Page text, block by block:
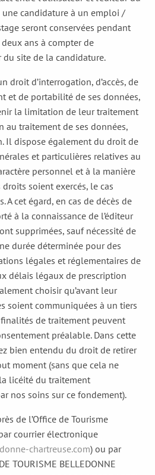
une candidature à un emploi /
seront conservées pendant
ans à compter de
du site de la candidature.
droit d’interrogation, d’accès, de
et de portabilité de ses données,
la limitation de leur traitement
au traitement de ses données,
Il dispose également du droit de
et particulières relatives au
personnel et à la manière
soient exercés, le cas
A cet égard, en cas de décès de
à la connaissance de l’éditeur
supprimées, sauf nécessité de
durée déterminée pour des
légales et réglementaires de
délais légaux de prescription
choisir qu’avant leur
soient communiquées à un tiers
finalités de traitement peuvent
préalable. Dans cette
bien entendu du droit de retirer
moment (sans que cela ne
licéité du traitement
nos soins sur ce fondement).
de l’Office de Tourisme
courrier électronique
chartreuse.com) ou par
TOURISME BELLEDONNE